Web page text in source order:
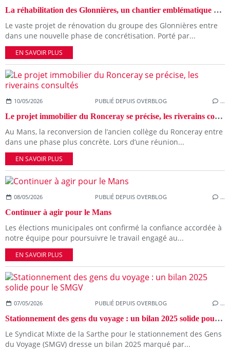
La réhabilitation des Glonnières, un chantier emblématique pour les prochaines années
Le vaste projet de rénovation du groupe des Glonnières entre
dans une nouvelle phase de concrétisation. Porté par...
EN SAVOIR PLUS
10/05/2026 PUBLIÉ DEPUIS OVERBLOG …
Le projet immobilier du Ronceray se précise, les riverains consultés
Au Mans, la reconversion de l’ancien collège du Ronceray entre
dans une phase plus concrète. Lors d’une réunion...
EN SAVOIR PLUS
08/05/2026 PUBLIÉ DEPUIS OVERBLOG …
Continuer à agir pour le Mans
Les élections municipales ont confirmé la confiance accordée à
notre équipe pour poursuivre le travail engagé au...
EN SAVOIR PLUS
07/05/2026 PUBLIÉ DEPUIS OVERBLOG …
Stationnement des gens du voyage : un bilan 2025 solide pour le SMGV
Le Syndicat Mixte de la Sarthe pour le stationnement des Gens
du Voyage (SMGV) dresse un bilan 2025 marqué par...